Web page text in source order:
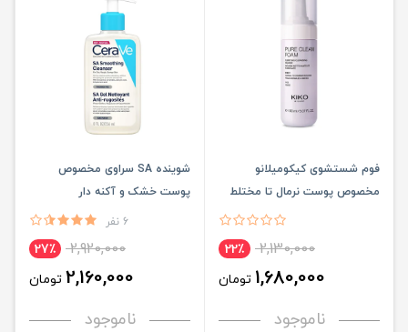
فوم شستشوی کیکومیلانو
مخصوص پوست نرمال تا مختلط
2,130,000 22٪
1,680,000 تومان
ناموجود
شوینده SA سراوی مخصوص
پوست خشک و آکنه دار
6 نفر
2,920,000 27٪
2,160,000 تومان
ناموجود